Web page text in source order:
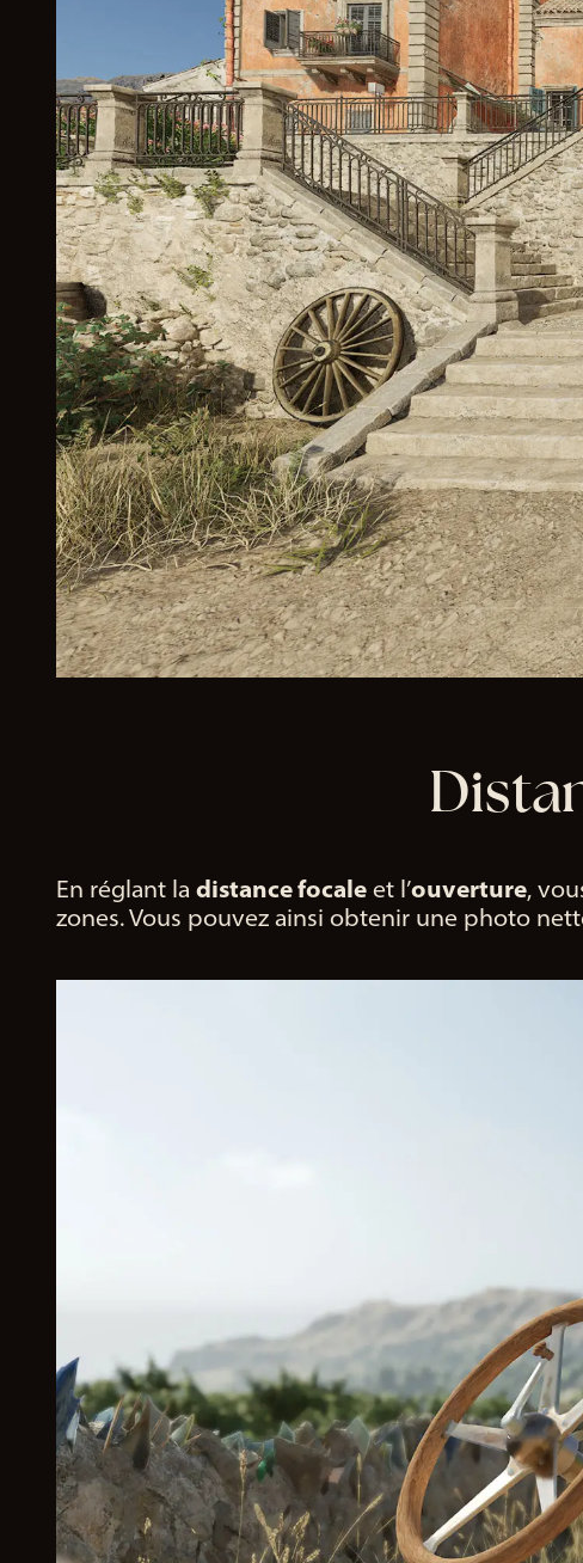
En réglant la distance focale et l’ouverture,
zones. Vous pouvez ainsi obtenir une photo